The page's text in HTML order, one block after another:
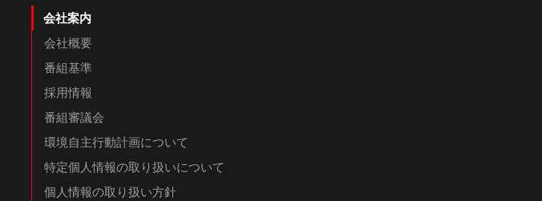
会社案内
会社概要
番組基準
採用情報
番組審議会
環境自主行動計画について
特定個人情報の取り扱いについて
個人情報の取り扱い方針